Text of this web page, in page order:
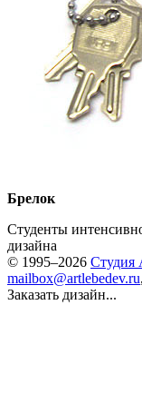
Брелок
Студенты
дизайна
© 1995–2026 Студия
mailbox@artlebedev.ru,
Заказать дизайн...